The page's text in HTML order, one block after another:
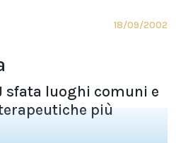
18/09/2002
sfata luoghi comuni e
più